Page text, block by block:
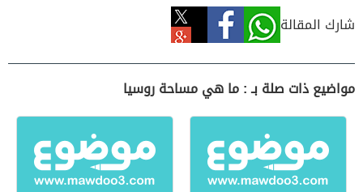
شارك المقالة
مواضيع ذات صلة بـ : ما هي مساحة روسيا